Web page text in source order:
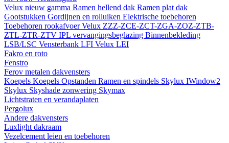
Velux nieuw gamma Ramen hellend dak Ramen plat dak
Gootstukken Gordijnen en rolluiken Elektrische toebehoren
Toebehoren rookafvoerVelux ZZZ-ZCE-ZCT-ZGA-ZOZ-ZTB-
ZTL-ZTR-ZTV IPL vervangingsbeglazing Binnenbekleding
LSB/LSC Vensterbank LFI Velux LEI
Fakro en roto
Fenstro
Ferov metalen dakvensters
Koepels Koepels Opstanden Ramen en spindels Skylux IWindow2
Skylux Skyshade zonwering Skymax
Lichtstraten en verandaplaten
Pergolux
Andere dakvensters
Luxlight dakraam
Vezelcement leien en toebehoren